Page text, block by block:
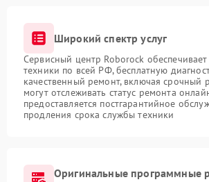
Широкий спектр услуг
Сервисный центр Roborock обеспечивает
техники по всей РФ, бесплатную
качественный ремонт, включая срочный
могут отслеживать статус ремонта
предоставляется постгарантийное
продления срока службы техники
Оригинальные программные